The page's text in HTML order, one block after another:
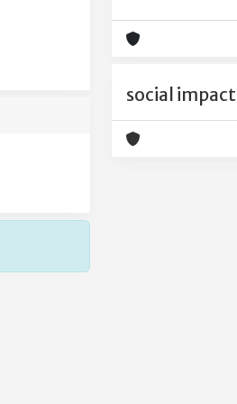
social impact